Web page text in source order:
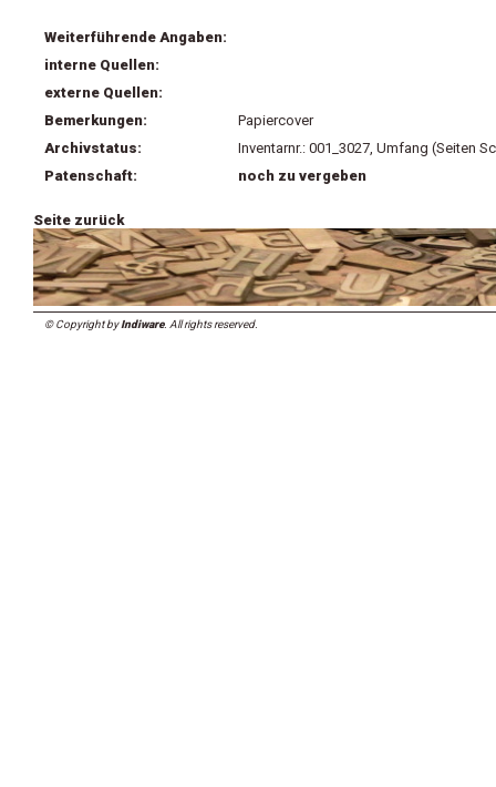
Weiterführende Angaben:
interne Quellen:
externe Quellen:
Bemerkungen:
Papiercover
Archivstatus:
Inventarnr.: 001_3027, Umfang (Seiten
Patenschaft:
noch zu vergeben
Seite zurück
© Copyright byIndiware. All rights reserved.